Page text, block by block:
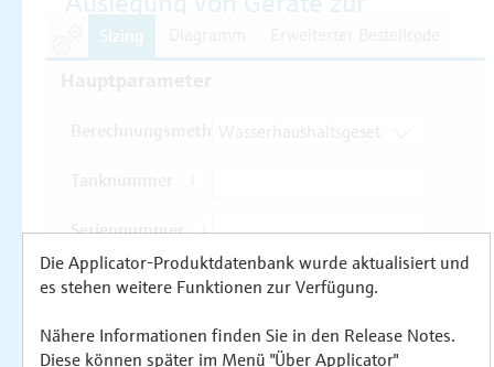
Die Applicator-Produktdatenbank wurde aktualisiert und
es stehen weitere Funktionen zur Verfügung.
Nähere Informationen finden Sie in den Release Notes.
Diese können später im Menü "Über Applicator"